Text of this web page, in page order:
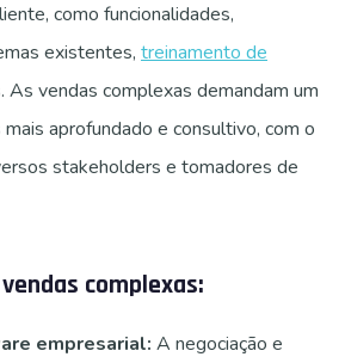
como funcionalidades,
existentes, treinamento de
As vendas complexas demandam um
aprofundado e consultivo, com o
stakeholders e tomadores de
complexas:
empresarial: A negociação e